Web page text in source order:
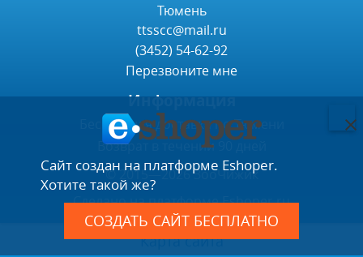
Тюмень
ttsscc@mail.ru
(3452) 54-62-92
Перезвоните мне
Информация
Бесплатная доставка по Тюмени
Возврат в течении 90 дней
© 2015—2026 ЗооЧижик
Сделано на платформеEshoper.ru
Карта сайта
Сайт создан на платформе Eshoper.
Хотите такой же?
СОЗДАТЬ САЙТ БЕСПЛАТНО